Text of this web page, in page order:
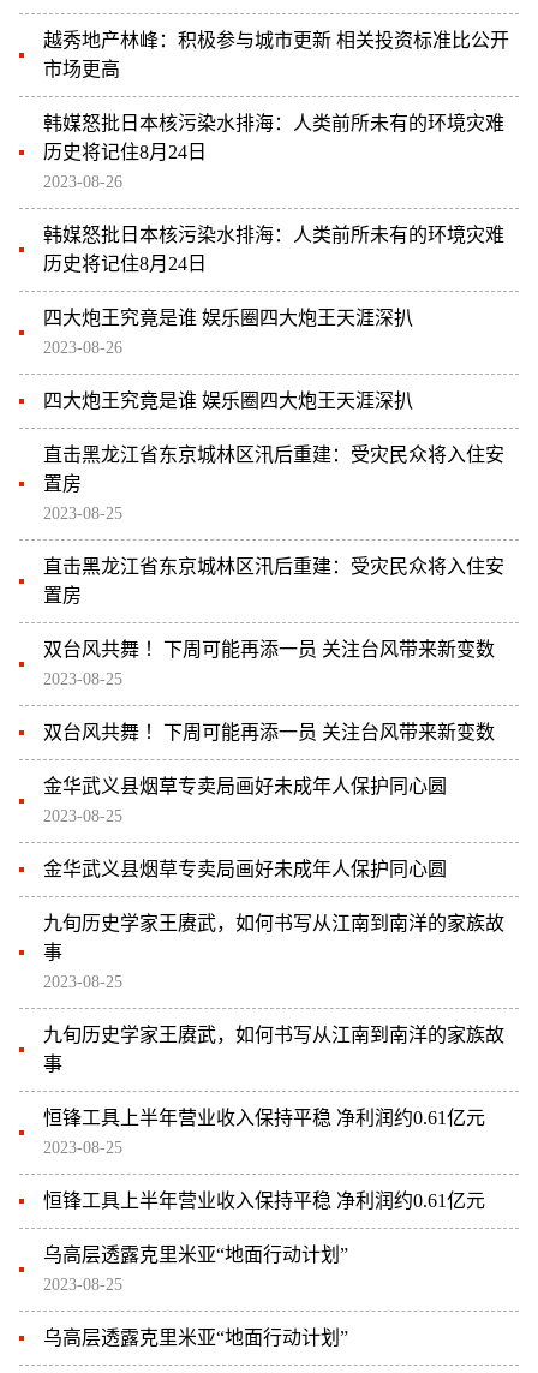
越秀地产林峰：积极参与城市更新 相关投资标准比公开
市场更高
韩媒怒批日本核污染水排海：人类前所未有的环境灾难
历史将记住8月24日
2023-08-26
韩媒怒批日本核污染水排海：人类前所未有的环境灾难
历史将记住8月24日
四大炮王究竟是谁 娱乐圈四大炮王天涯深扒
2023-08-26
四大炮王究竟是谁 娱乐圈四大炮王天涯深扒
直击黑龙江省东京城林区汛后重建：受灾民众将入住安
置房
2023-08-25
直击黑龙江省东京城林区汛后重建：受灾民众将入住安
置房
双台风共舞 ！下周可能再添一员 关注台风带来新变数
2023-08-25
双台风共舞 ！下周可能再添一员 关注台风带来新变数
金华武义县烟草专卖局画好未成年人保护同心圆
2023-08-25
金华武义县烟草专卖局画好未成年人保护同心圆
九旬历史学家王赓武，如何书写从江南到南洋的家族故
事
2023-08-25
九旬历史学家王赓武，如何书写从江南到南洋的家族故
事
恒锋工具上半年营业收入保持平稳 净利润约0.61亿元
2023-08-25
恒锋工具上半年营业收入保持平稳 净利润约0.61亿元
乌高层透露克里米亚“地面行动计划”
2023-08-25
乌高层透露克里米亚“地面行动计划”